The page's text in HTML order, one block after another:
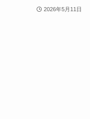
2026年5月11日